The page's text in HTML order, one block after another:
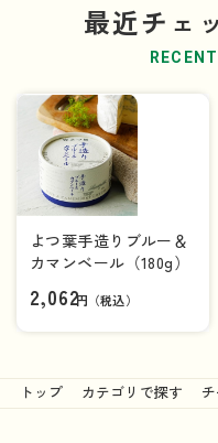
最近チェ
よつ葉手造りブルー＆
カマンベール（180g）
2,062円（税込）
トップ カテゴリで探す